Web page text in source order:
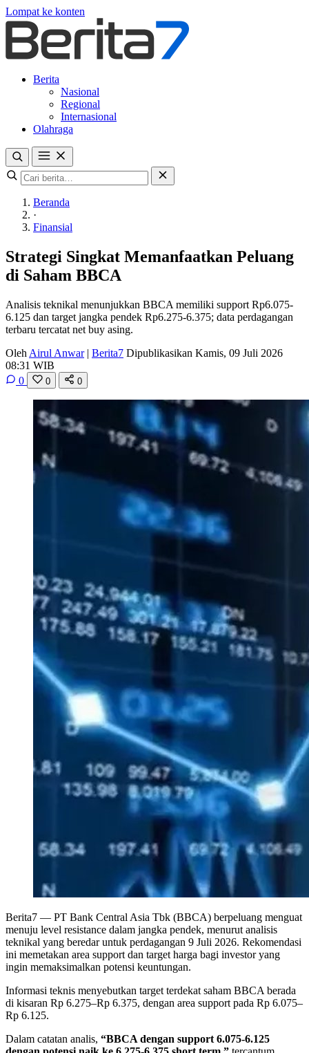
Lompat ke konten
Berita
Nasional
Regional
Internasional
Olahraga
Beranda
·
Finansial
Strategi Singkat Memanfaatkan Peluang
di Saham BBCA
Analisis teknikal menunjukkan BBCA memiliki support Rp6.075-
6.125 dan target jangka pendek Rp6.275-6.375; data perdagangan
terbaru tercatat net buy asing.
Oleh Airul Anwar | Berita7 Dipublikasikan Kamis, 09 Juli 2026
08:31 WIB
0
0 0
Berita7 — PT Bank Central Asia Tbk (BBCA) berpeluang menguat
menuju level resistance dalam jangka pendek, menurut analisis
teknikal yang beredar untuk perdagangan 9 Juli 2026. Rekomendasi
ini memetakan area support dan target harga bagi investor yang
ingin memaksimalkan potensi keuntungan.
Informasi teknis menyebutkan target terdekat saham BBCA berada
di kisaran Rp 6.275–Rp 6.375, dengan area support pada Rp 6.075–
Rp 6.125.
Dalam catatan analis, “BBCA dengan support 6.075-6.125